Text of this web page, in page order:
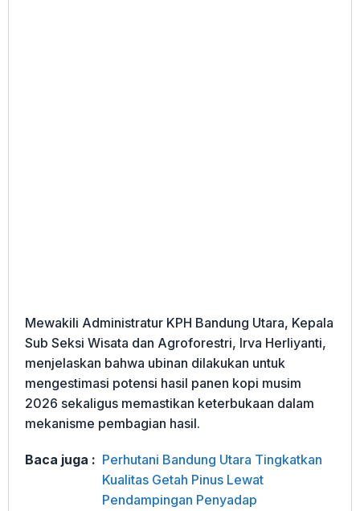
Mewakili Administratur KPH Bandung Utara, Kepala
Sub Seksi Wisata dan Agroforestri, Irva Herliyanti,
menjelaskan bahwa ubinan dilakukan untuk
mengestimasi potensi hasil panen kopi musim
2026 sekaligus memastikan keterbukaan dalam
mekanisme pembagian hasil.
Baca juga : Perhutani Bandung Utara Tingkatkan
Kualitas Getah Pinus Lewat
Pendampingan Penyadap